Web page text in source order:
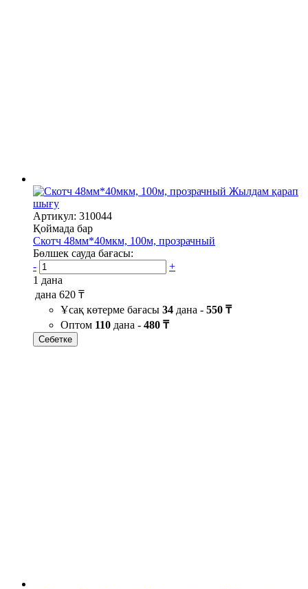
Жылдам қарап
шығу
Артикул: 310044
Қоймада бар
Скотч 48мм*40мкм, 100м, прозрачный
Бөлшек сауда бағасы:
-
+
1 дана
дана 620 ₸
Ұсақ көтерме бағасы 34 дана - 550 ₸
Оптом 110 дана - 480 ₸
Себетке